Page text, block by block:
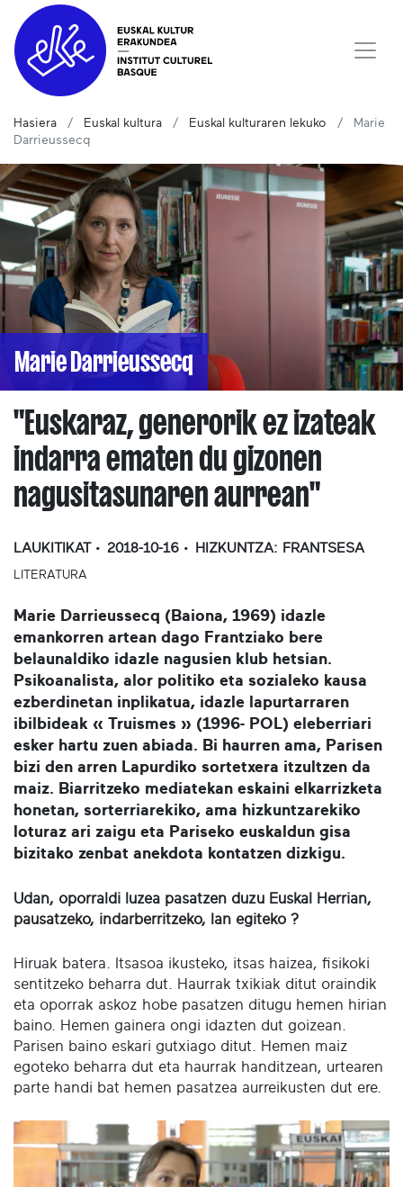
Hasiera Euskal kultura Euskal kulturaren lekuko
Marie
Darrieussecq
Marie Darrieussecq
"Euskaraz, generorik ez izateak
indarra ematen du gizonen
nagusitasunaren aurrean"
LAUKITIKAT 2018-10-16 HIZKUNTZA: FRANTSESA
LITERATURA
Marie Darrieussecq (Baiona, 1969) idazle
emankorren artean dago Frantziako bere
belaunaldiko idazle nagusien klub hetsian.
Psikoanalista, alor politiko eta sozialeko kausa
ezberdinetan inplikatua, idazle lapurtarraren
ibilbideak « Truismes » (1996- POL) eleberriari
esker hartu zuen abiada. Bi haurren ama, Parisen
bizi den arren Lapurdiko sortetxera itzultzen da
maiz. Biarritzeko mediatekan eskaini elkarrizketa
honetan, sorterriarekiko, ama hizkuntzarekiko
loturaz ari zaigu eta Pariseko euskaldun gisa
bizitako zenbat anekdota kontatzen dizkigu.
Udan, oporraldi luzea pasatzen duzu Euskal Herrian,
pausatzeko, indarberritzeko, lan egiteko ?
Hiruak batera. Itsasoa ikusteko, itsas haizea, fisikoki
sentitzeko beharra dut. Haurrak txikiak ditut oraindik
eta oporrak askoz hobe pasatzen ditugu hemen hirian
baino. Hemen gainera ongi idazten dut goizean.
Parisen baino eskari gutxiago ditut. Hemen maiz
egoteko beharra dut eta haurrak handitzean, urtearen
parte handi bat hemen pasatzea aurreikusten dut ere.